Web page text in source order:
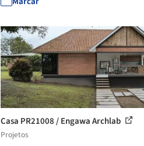
Casa PR21008 / Engawa Archlab
Projetos